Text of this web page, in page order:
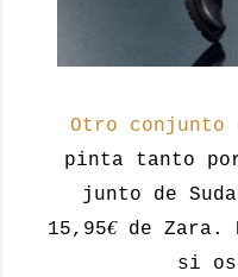
Otro conjunto
pinta tanto por
junto de
15,95€de Zara.
si